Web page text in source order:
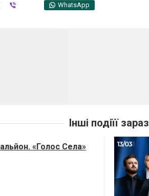
WhatsApp
Інші подіїї зараз
«Голос Села»